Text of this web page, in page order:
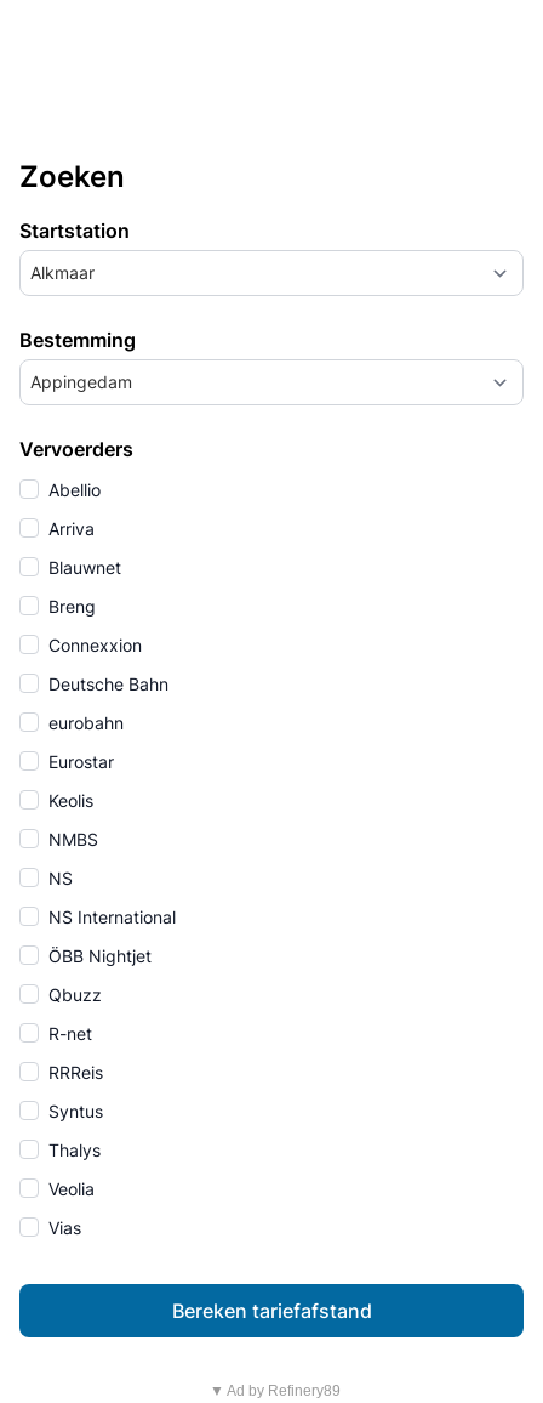
Zoeken
Startstation
Alkmaar
Bestemming
Appingedam
Vervoerders
Abellio
Arriva
Blauwnet
Breng
Connexxion
Deutsche Bahn
eurobahn
Eurostar
Keolis
NMBS
NS
NS International
ÖBB Nightjet
Qbuzz
R-net
RRReis
Syntus
Thalys
Veolia
Vias
Bereken tariefafstand
▼ Ad by Refinery89